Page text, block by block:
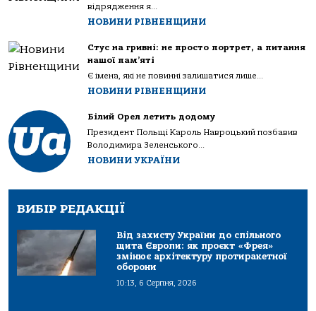
відрядження я...
НОВИНИ РІВНЕНЩИНИ
Стус на гривні: не просто портрет, а питання
нашої пам’яті
Є імена, які не повинні залишатися лише...
НОВИНИ РІВНЕНЩИНИ
Білий Орел летить додому
Президент Польщі Кароль Навроцький позбавив
Володимира Зеленського...
НОВИНИ УКРАЇНИ
ВИБІР РЕДАКЦІЇ
Від захисту України до спільного
щита Європи: як проєкт «Фрея»
змінює архітектуру протиракетної
оборони
10:13, 6 Серпня, 2026